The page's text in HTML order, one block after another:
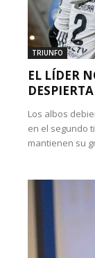
TRIUNFO
EL LÍDER
Los albos
en el segundo
mantienen su